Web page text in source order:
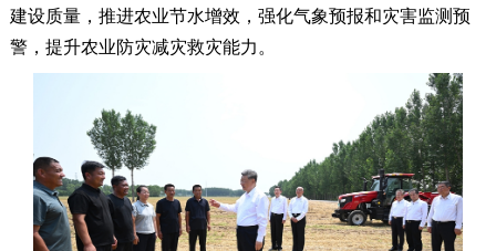
建设质量，推进农业节水增效，强化气象预报和灾害监测预
警，提升农业防灾减灾救灾能力。